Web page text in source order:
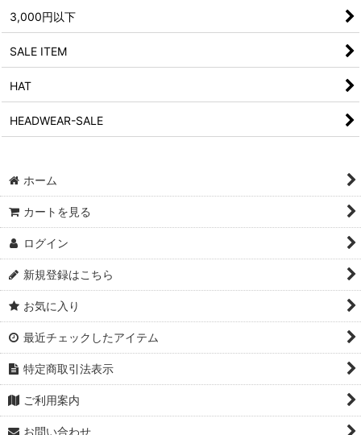
3,000円以下
SALE ITEM
HAT
HEADWEAR-SALE
ホーム
カートを見る
ログイン
新規登録はこちら
お気に入り
最近チェックしたアイテム
特定商取引法表示
ご利用案内
お問い合わせ